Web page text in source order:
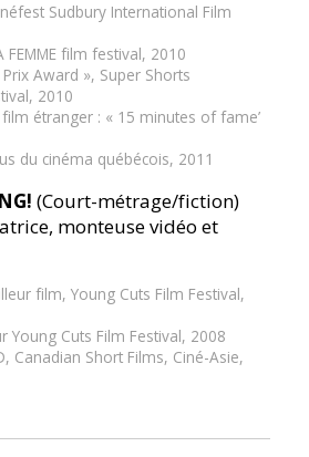
Sudbury International Film
film festival, 2010
Award », Super Shorts
2010
étranger : « 15 minutes of fame’
du cinéma québécois, 2011
(Court-métrage/fiction)
monteuse vidéo et
film, Young Cuts Film Festival,
Young Cuts Film Festival, 2008
Canadian Short Films, Ciné-Asie,